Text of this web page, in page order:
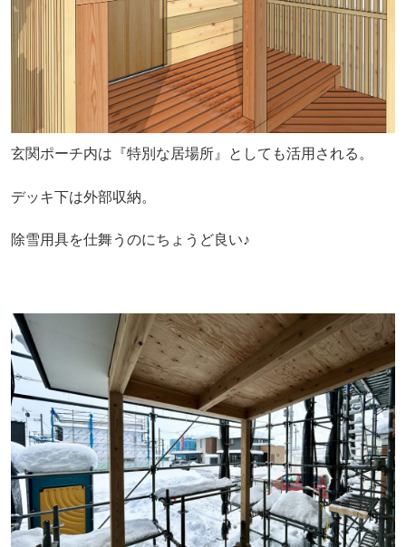
玄関ポーチ内は『特別な居場所』としても活用される。
デッキ下は外部収納。
除雪用具を仕舞うのにちょうど良い♪